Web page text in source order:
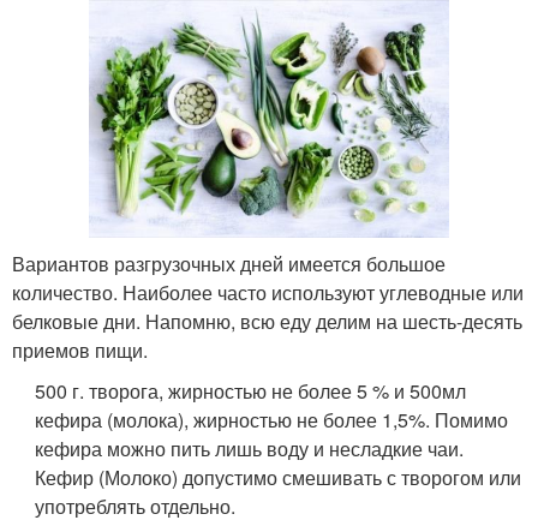
Вариантов разгрузочных дней имеется большое
количество. Наиболее часто используют углеводные или
белковые дни. Напомню, всю еду делим на шесть-десять
приемов пищи.
500 г. творога, жирностью не более 5 % и 500мл
кефира (молока), жирностью не более 1,5%. Помимо
кефира можно пить лишь воду и несладкие чаи.
Кефир (Молоко) допустимо смешивать с творогом или
употреблять отдельно.